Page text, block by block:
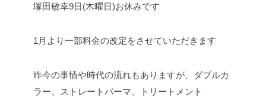
塚田敏幸9日(木曜日)お休みです
1月より一部料金の改定をさせていただきます
昨今の事情や時代の流れもありますが、ダブルカ
ラー、ストレートパーマ、トリートメント